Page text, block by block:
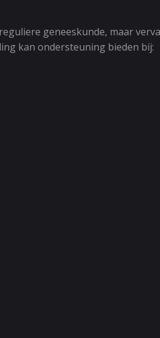
geneeskunde, maar
kan ondersteuning bieden bij: